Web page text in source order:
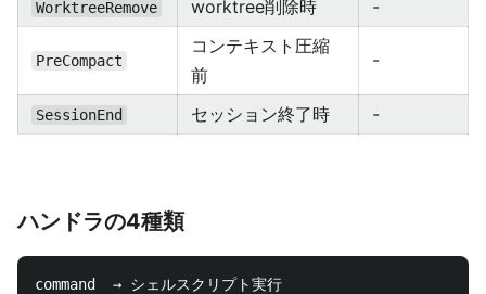
WorktreeRemove worktree削除時 -
PreCompact
コンテキスト圧縮
前
-
SessionEnd セッション終了時 -
ハンドラの4種類
command  → シェルスクリプト実行